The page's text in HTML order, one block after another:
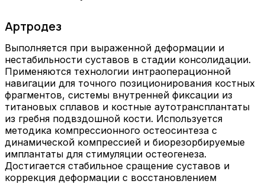
Артродез
Выполняется при выраженной деформации и
нестабильности суставов в стадии консолидации.
Применяются технологии интраоперационной
навигации для точного позиционирования костных
фрагментов, системы внутренней фиксации из
титановых сплавов и костные аутотрансплантаты
из гребня подвздошной кости. Используется
методика компрессионного остеосинтеза с
динамической компрессией и биорезорбируемые
имплантаты для стимуляции остеогенеза.
Достигается стабильное сращение суставов и
коррекция деформации с восстановлением